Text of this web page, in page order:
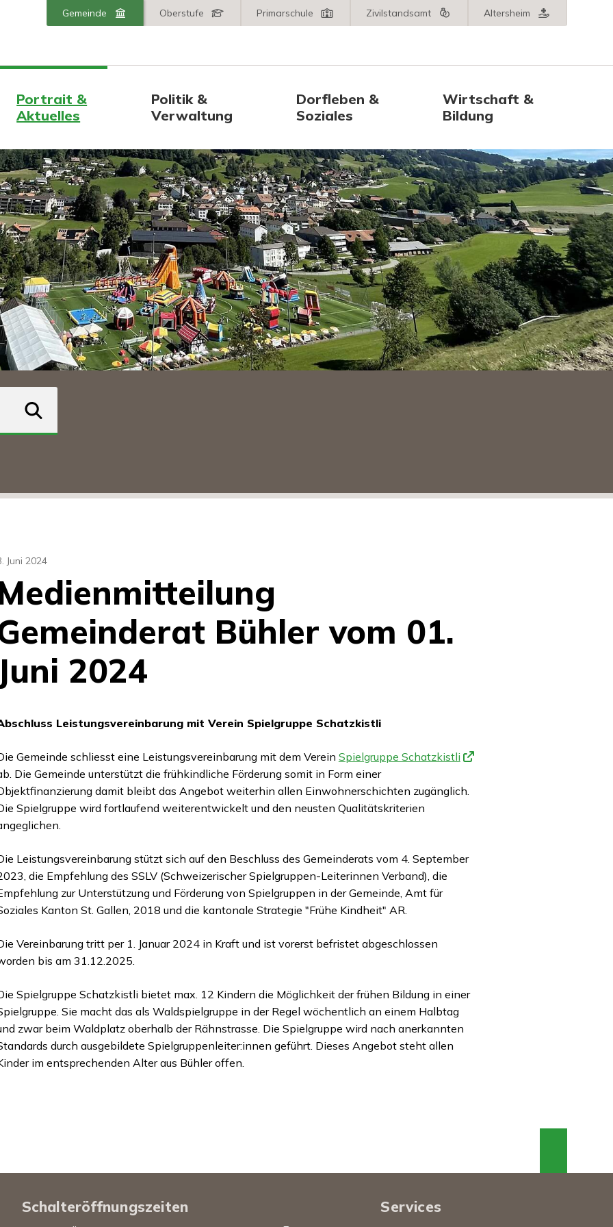
ARWechseln Sie zu:
Gemeinde Oberstufe Primarschule Zivilstandsamt Altersheim
Portrait &
Aktuelles
Politik &
Verwaltung
Dorfleben &
Soziales
Wirtschaft &
Bildung
suchen
Bühler vom 01.
Juni 2024
Juni 2024
Leistungsvereinbarung mit Verein Spielgruppe Schatzkistli
Gemeinde schliesst eine Leistungsvereinbarung mit dem Verein Spielgruppe Schatzkistli
Die Gemeinde unterstützt die frühkindliche Förderung somit in Form einer
damit bleibt das Angebot weiterhin allen Einwohnerschichten zugänglich.
Spielgruppe wird fortlaufend weiterentwickelt und den neusten Qualitätskriterien
Leistungsvereinbarung stützt sich auf den Beschluss des Gemeinderats vom 4. September
die Empfehlung des SSLV (Schweizerischer Spielgruppen-Leiterinnen Verband), die
zur Unterstützung und Förderung von Spielgruppen in der Gemeinde, Amt für
Kanton St. Gallen, 2018 und die kantonale Strategie "Frühe Kindheit" AR.
Vereinbarung tritt per 1. Januar 2024 in Kraft und ist vorerst befristet abgeschlossen
bis am 31.12.2025.
Spielgruppe Schatzkistli bietet max. 12 Kindern die Möglichkeit der frühen Bildung in einer
Sie macht das als Waldspielgruppe in der Regel wöchentlich an einem Halbtag
zwar beim Waldplatz oberhalb der Rähnstrasse. Die Spielgruppe wird nach anerkannten
durch ausgebildete Spielgruppenleiter:innen geführt. Dieses Angebot steht allen
im entsprechenden Alter aus Bühler offen.
Schalteröffnungszeiten Services